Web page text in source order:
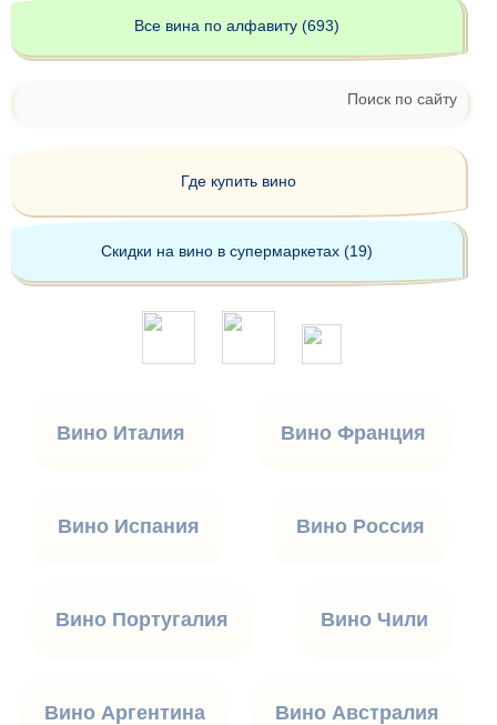
Все вина по алфавиту (693)
Поиск по сайту
Где купить вино
Скидки на вино в супермаркетах (19)
Вино Италия Вино Франция
Вино Испания Вино Россия
Вино Португалия Вино Чили
Вино Аргентина Вино Австралия